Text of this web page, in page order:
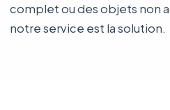
complet ou des objets non
notre service est la solution.